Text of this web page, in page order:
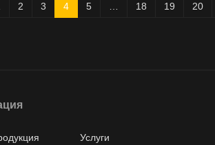
2 3 4 5 18 19 20
Услуги